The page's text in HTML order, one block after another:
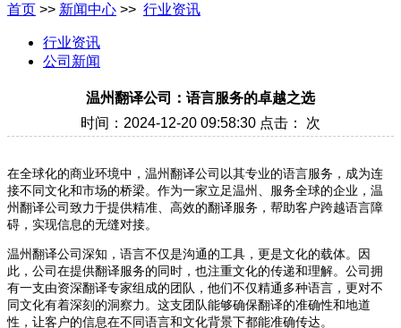
首页 >> 新闻中心 >> 行业资讯
行业资讯
公司新闻
温州翻译公司：语言服务的卓越之选
时间：2024-12-20 09:58:30 点击： 次
在全球化的商业环境中，温州翻译公司以其专业的语言服务，成为连
接不同文化和市场的桥梁。作为一家立足温州、服务全球的企业，温
州翻译公司致力于提供精准、高效的翻译服务，帮助客户跨越语言障
碍，实现信息的无缝对接。
温州翻译公司深知，语言不仅是沟通的工具，更是文化的载体。因
此，公司在提供翻译服务的同时，也注重文化的传递和理解。公司拥
有一支由资深翻译专家组成的团队，他们不仅精通多种语言，更对不
同文化有着深刻的洞察力。这支团队能够确保翻译的准确性和地道
性，让客户的信息在不同语言和文化背景下都能准确传达。